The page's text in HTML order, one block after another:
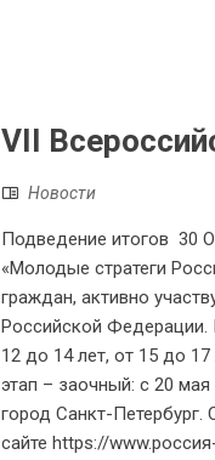
VII
Новости
Подведение итогов 30
«Молодые стратеги
граждан, активно
Российской Федерации.
12 до 14 лет, от 15 до
этап – заочный: с 20
город Санкт-Петербург.
сайте https://